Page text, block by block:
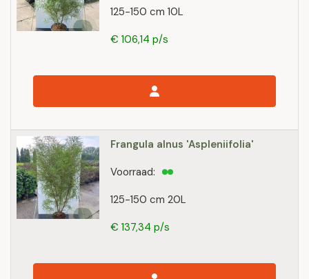
125-150 cm 10L
€ 106,14 p/s
Frangula alnus 'Aspleniifolia'
125-150 cm 20L
Voorraad:
€ 137,34 p/s